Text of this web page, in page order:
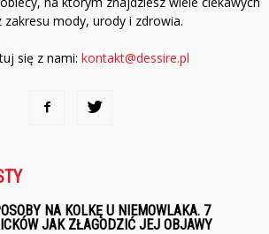
zakresu mody, urody i zdrowia.
się z nami: kontakt@dessire.pl
NA KOLKĘ U NIEMOWLAKA. 7
JAK ZŁAGODZIĆ JEJ OBJAWY